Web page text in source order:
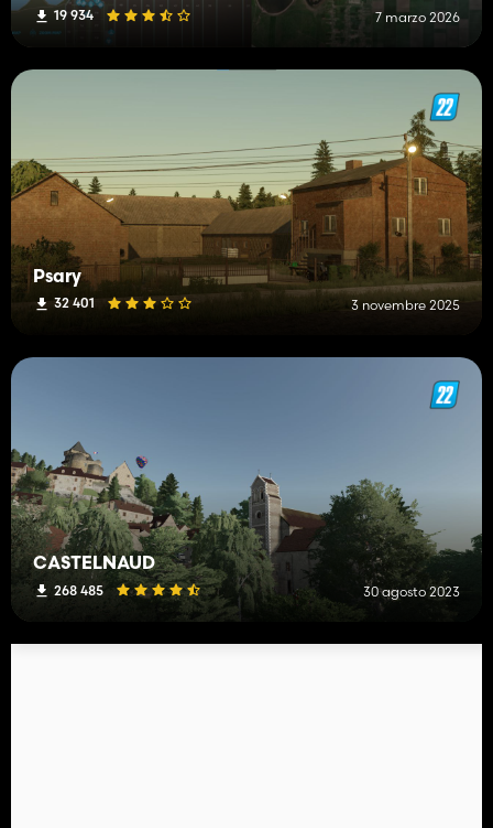
19 934 7 marzo 2026
Psary
32 401 3 novembre 2025
CASTELNAUD
268 485 30 agosto 2023